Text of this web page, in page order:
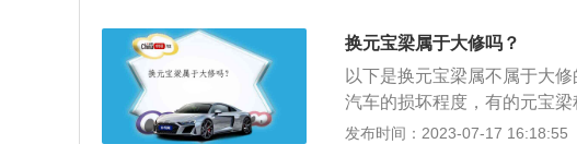
造而成，铝合金副车架在强
车架元宝梁总成，包括元宝
的顶面连接在元宝梁支撑点
内侧。
换元宝梁属于大修吗？
以下是换元宝梁属不属于大
汽车的损坏程度，有的元宝
建议更换元宝梁那就不算大
发布时间：2023-07-17 16:18:55